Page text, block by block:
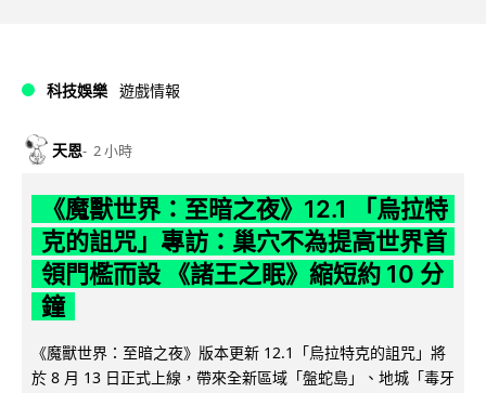
科技娛樂 遊戲情報
天恩 2 小時
《魔獸世界：至暗之夜》12.1 「烏拉特
克的詛咒」專訪：巢穴不為提高世界首
領門檻而設 《諸王之眠》縮短約 10 分
鐘
《魔獸世界：至暗之夜》版本更新 12.1「烏拉特克的詛咒」將
於 8 月 13 日正式上線，帶來全新區域「盤蛇島」、地城「毒牙